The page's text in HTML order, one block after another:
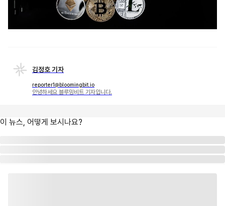
김정호 기자
reporter1@bloomingbit.io
안녕하세요 블루밍비트 기자입니다.
이 뉴스, 어떻게 보시나요?